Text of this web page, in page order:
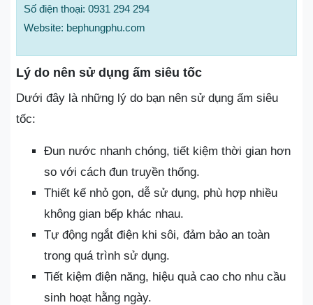
Số điện thoại: 0931 294 294
Website: bephungphu.com
Lý do nên sử dụng ấm siêu tốc
Dưới đây là những lý do bạn nên sử dụng ấm siêu
tốc:
Đun nước nhanh chóng, tiết kiệm thời gian hơn
so với cách đun truyền thống.
Thiết kế nhỏ gọn, dễ sử dụng, phù hợp nhiều
không gian bếp khác nhau.
Tự động ngắt điện khi sôi, đảm bảo an toàn
trong quá trình sử dụng.
Tiết kiệm điện năng, hiệu quả cao cho nhu cầu
sinh hoạt hằng ngày.